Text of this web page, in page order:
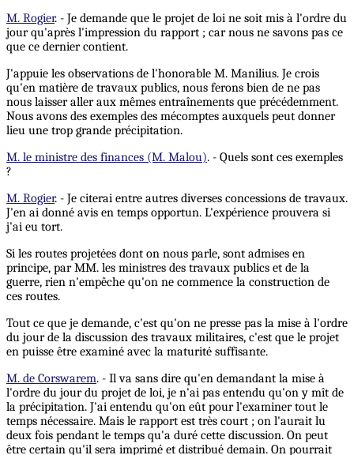
M. Rogier. - Je demande que le projet de loi ne soit mis à l'ordre du
jour qu'après l'impression du rapport ; car nous ne savons pas ce
que ce dernier contient.
J'appuie les observations de l'honorable M. Manilius. Je crois
qu'en matière de travaux publics, nous ferons bien de ne pas
nous laisser aller aux mêmes entraînements que précédemment.
Nous avons des exemples des mécomptes auxquels peut donner
lieu une trop grande précipitation.
M. le ministre des finances (M. Malou). - Quels sont ces exemples
?
M. Rogier. - Je citerai entre autres diverses concessions de travaux.
J'en ai donné avis en temps opportun. L'expérience prouvera si
j'ai eu tort.
Si les routes projetées dont on nous parle, sont admises en
principe, par MM. les ministres des travaux publics et de la
guerre, rien n'empêche qu'on ne commence la construction de
ces routes.
Tout ce que je demande, c'est qu'on ne presse pas la mise à l'ordre
du jour de la discussion des travaux militaires, c'est que le projet
en puisse être examiné avec la maturité suffisante.
M. de Corswarem. - Il va sans dire qu'en demandant la mise à
l'ordre du jour du projet de loi, je n'ai pas entendu qu'on y mît de
la précipitation. J'ai entendu qu'on eût pour l'examiner tout le
temps nécessaire. Mais le rapport est très court ; on l'aurait lu
deux fois pendant le temps qu'a duré cette discussion. On peut
être certain qu'il sera imprimé et distribué demain. On pourrait